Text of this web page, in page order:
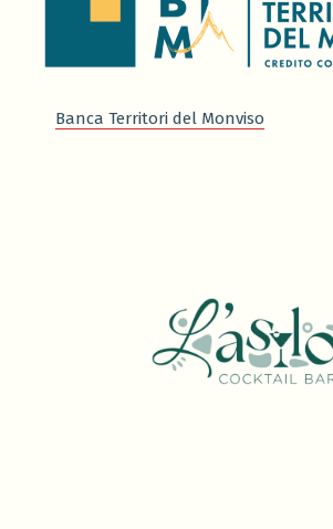
Banca Territori del Monviso